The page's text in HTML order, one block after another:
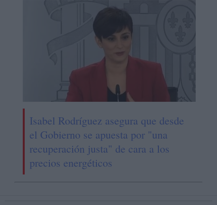
Isabel Rodríguez asegura que desde
el Gobierno se apuesta por "una
recuperación justa" de cara a los
precios energéticos